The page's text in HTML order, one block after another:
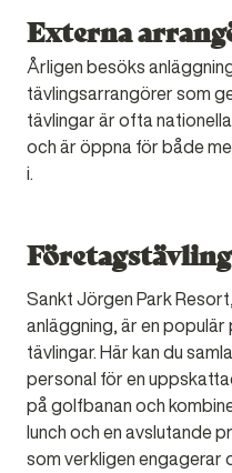
Externa
Årligen besöks
tävlingsarrangörer som
tävlingar är ofta
och är öppna för både
i.
Sankt Jörgen Park
anläggning, är en
tävlingar. Här kan du
personal för en
på golfbanan och
lunch och en avslutande
som verkligen engagerar